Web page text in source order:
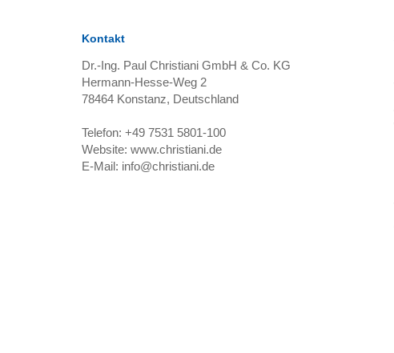
Kontakt
Dr.-Ing. Paul Christiani GmbH & Co. KG
Hermann-Hesse-Weg 2
78464 Konstanz, Deutschland
Telefon: +49 7531 5801-100
Website: www.christiani.de
E-Mail: info@christiani.de